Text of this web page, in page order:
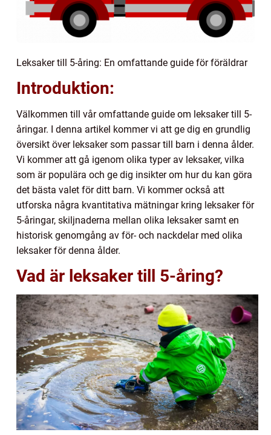
Leksaker till 5-åring: En omfattande guide för föräldrar
Introduktion:
Välkommen till vår omfattande guide om leksaker till 5-
åringar. I denna artikel kommer vi att ge dig en grundlig
översikt över leksaker som passar till barn i denna ålder.
Vi kommer att gå igenom olika typer av leksaker, vilka
som är populära och ge dig insikter om hur du kan göra
det bästa valet för ditt barn. Vi kommer också att
utforska några kvantitativa mätningar kring leksaker för
5-åringar, skiljnaderna mellan olika leksaker samt en
historisk genomgång av för- och nackdelar med olika
leksaker för denna ålder.
Vad är leksaker till 5-åring?